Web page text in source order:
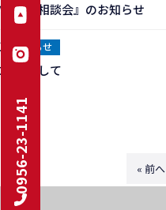
0956-23-1141
ォーム相談会』のお知らせ
お知らせ
きまして
« 前へ